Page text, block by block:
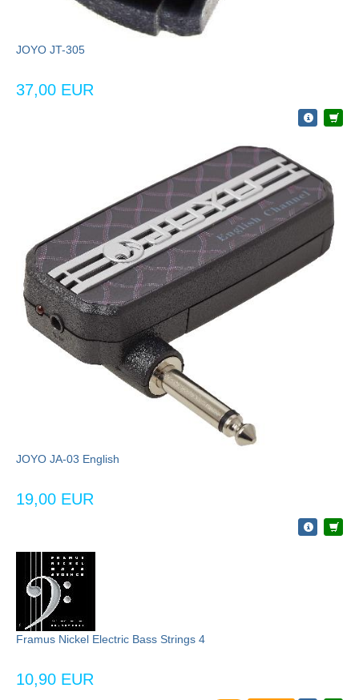
JOYO JT-305
37,00 EUR
JOYO JA-03 English
19,00 EUR
Framus Nickel Electric Bass Strings 4
10,90 EUR